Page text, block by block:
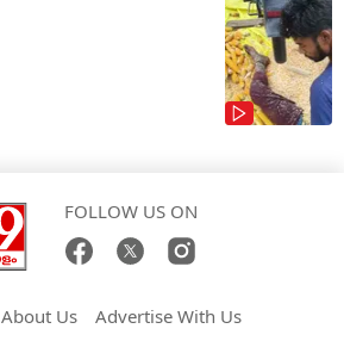
FOLLOW US ON
About Us Advertise With Us